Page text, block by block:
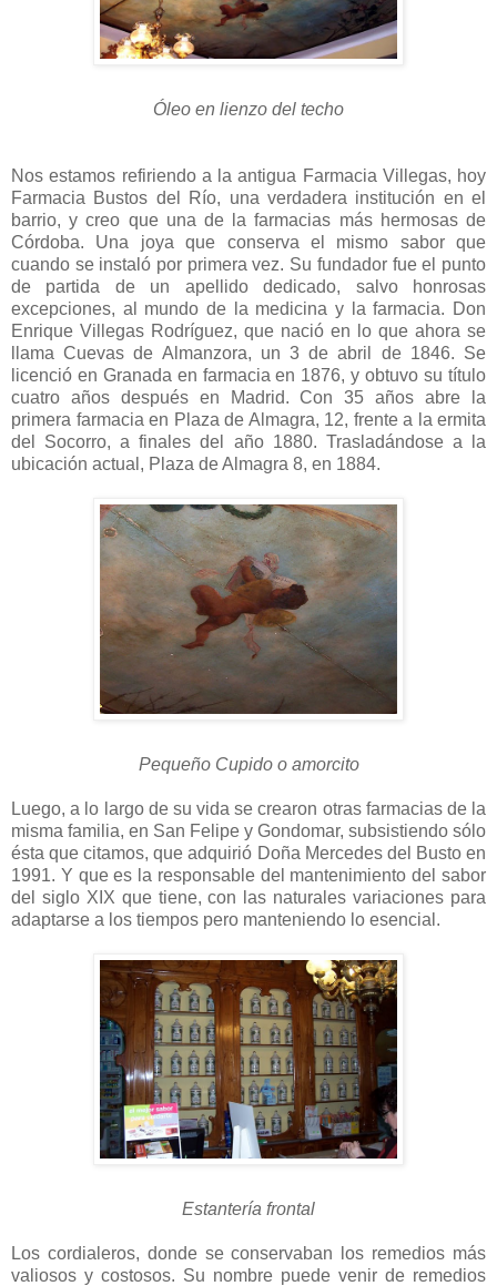
Óleo en lienzo del techo
Nos estamos refiriendo a la antigua Farmacia Villegas, hoy
Farmacia Bustos del Río, una verdadera institución en el
barrio, y creo que una de la farmacias más hermosas de
Córdoba. Una joya que conserva el mismo sabor que
cuando se instaló por primera vez. Su fundador fue el punto
de partida de un apellido dedicado, salvo honrosas
excepciones, al mundo de la medicina y la farmacia. Don
Enrique Villegas Rodríguez, que nació en lo que ahora se
llama Cuevas de Almanzora, un 3 de abril de 1846. Se
licenció en Granada en farmacia en 1876, y obtuvo su título
cuatro años después en Madrid. Con 35 años abre la
primera farmacia en Plaza de Almagra, 12, frente a la ermita
del Socorro, a finales del año 1880. Trasladándose a la
ubicación actual, Plaza de Almagra 8, en 1884.
Pequeño Cupido o amorcito
Luego, a lo largo de su vida se crearon otras farmacias de la
misma familia, en San Felipe y Gondomar, subsistiendo sólo
ésta que citamos, que adquirió Doña Mercedes del Busto en
1991. Y que es la responsable del mantenimiento del sabor
del siglo XIX que tiene, con las naturales variaciones para
adaptarse a los tiempos pero manteniendo lo esencial.
Estantería frontal
Los cordialeros, donde se conservaban los remedios más
valiosos y costosos. Su nombre puede venir de remedios